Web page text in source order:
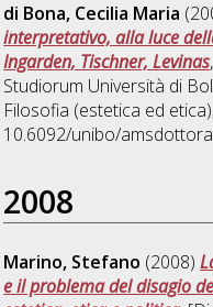
di Bona, Cecilia Maria
interpretativo, alla luce
Ingarden, Tischner, Levinas
Studiorum Università di
Filosofia (estetica ed etica)
10.6092/unibo/
2008
Marino, Stefano (2008)
e il problema del disagio